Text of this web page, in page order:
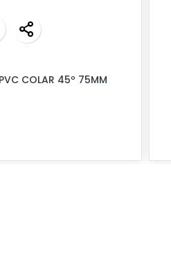
COLAR 45º 75MM